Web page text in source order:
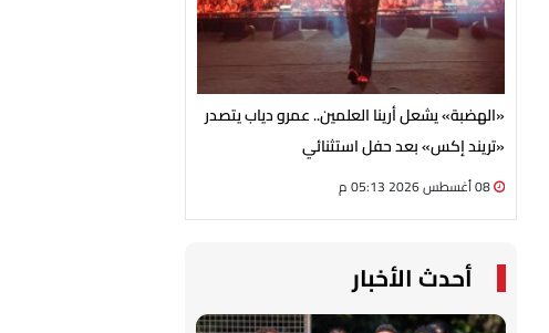
«الهضبة» يشعل أرينا العلمين.. عمرو دياب يتصدر
«تريند إكس» بعد حفل استثنائي
أحدث الأخبار